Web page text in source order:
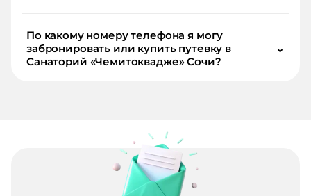
По какому номеру телефона я могу
забронировать или купить путевку в
Санаторий «Чемитоквадже» Сочи?
⌄